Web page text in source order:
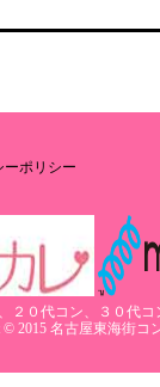
ーポリシー
２０代コン、３０代
© 2015 名古屋東海街コ